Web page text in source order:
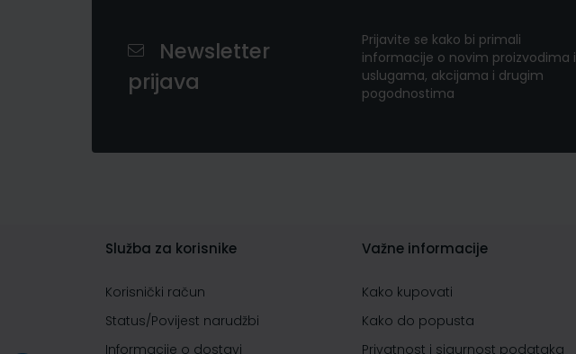
Newsletter
prijava
Prijavite se kako bi primali
informacije o novim proizvodima i
uslugama, akcijama i drugim
pogodnostima
Služba za korisnike
Korisnički račun
Status/Povijest narudžbi
Informacije o dostavi
Važne informacije
Kako kupovati
Kako do popusta
Privatnost i sigurnost podataka